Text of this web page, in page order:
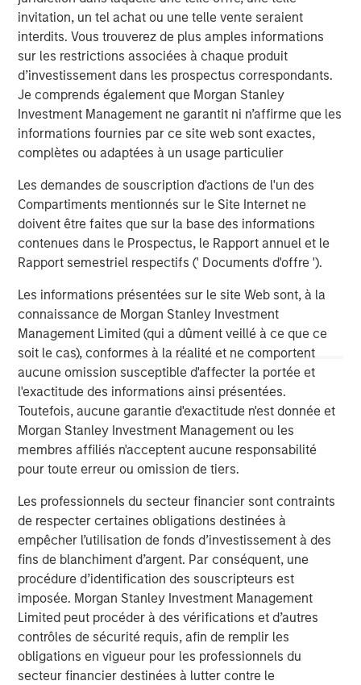
invitation, un tel achat ou une telle vente seraient
interdits. Vous trouverez de plus amples informations
sur les restrictions associées à chaque produit
d’investissement dans les prospectus correspondants.
Je comprends également que Morgan Stanley
Investment Management ne garantit ni n’affirme que les
informations fournies par ce site web sont exactes,
complètes ou adaptées à un usage particulier
Les demandes de souscription d'actions de l'un des
Compartiments mentionnés sur le Site Internet ne
doivent être faites que sur la base des informations
contenues dans le Prospectus, le Rapport annuel et le
Rapport semestriel respectifs (' Documents d'offre ').
Les informations présentées sur le site Web sont, à la
connaissance de Morgan Stanley Investment
Management Limited (qui a dûment veillé à ce que ce
soit le cas), conformes à la réalité et ne comportent
aucune omission susceptible d'affecter la portée et
l'exactitude des informations ainsi présentées.
Toutefois, aucune garantie d'exactitude n'est donnée et
Morgan Stanley Investment Management ou les
membres affiliés n'acceptent aucune responsabilité
pour toute erreur ou omission de tiers.
Les professionnels du secteur financier sont contraints
de respecter certaines obligations destinées à
empêcher l’utilisation de fonds d’investissement à des
fins de blanchiment d’argent. Par conséquent, une
procédure d’identification des souscripteurs est
imposée. Morgan Stanley Investment Management
Limited peut procéder à des vérifications et d’autres
contrôles de sécurité requis, afin de remplir les
obligations en vigueur pour les professionnels du
secteur financier destinées à lutter contre le
Analyses mises en avant
ARTICLE
Real Estate Midyear Outlook:
Constructive Amid Fluid Backdrop
The current macroenvironment remains resilient
despite elevated volatility and divergence across
markets. As inflation and energy prices keep
central banks hawkish, real estate continues to
offer attractive relative value, supported by a
25% repricing, durable income streams, and
constrained supply. In this environment,
investing remain critical.
7 AOÛT 2026